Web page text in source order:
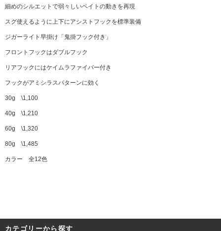
細めのシルエットで弱々しいベイトの動きを再現
スグ使えるように上下にアシストフックを標準装備
ジガーライト早掛け「鬼掛フック付き」
フロントフックはダブルフック
リアフックにはケイムラファイバー付き
フックがアミシラスパターンに効く
30g \1,100
40g \1,210
60g \1,320
80g \1,485
カラー 全12色
カテゴリーから探す